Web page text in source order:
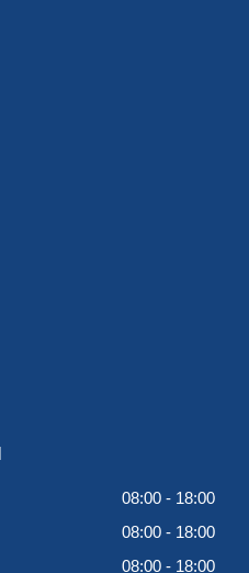
08:00 - 18:00
08:00 - 18:00
08:00 - 18:00